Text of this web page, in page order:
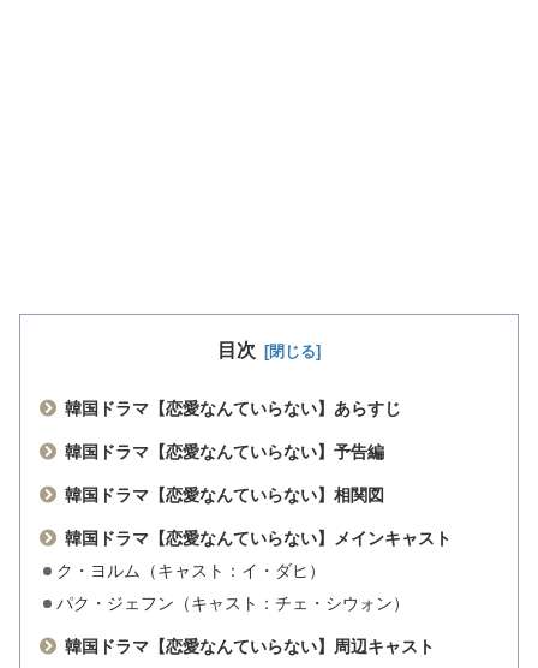
目次
韓国ドラマ【恋愛なんていらない】あらすじ
韓国ドラマ【恋愛なんていらない】予告編
韓国ドラマ【恋愛なんていらない】相関図
韓国ドラマ【恋愛なんていらない】メインキャスト
ク・ヨルム（キャスト：イ・ダヒ）
パク・ジェフン（キャスト：チェ・シウォン）
韓国ドラマ【恋愛なんていらない】周辺キャスト